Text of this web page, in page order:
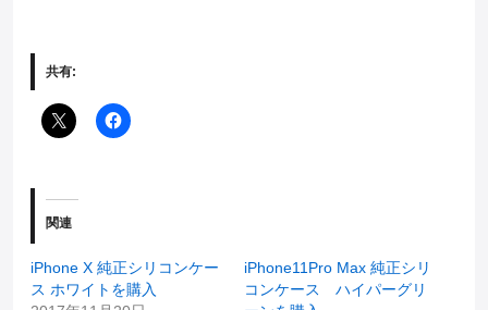
共有:
関連
iPhone X 純正シリコンケー
ス ホワイトを購入
iPhone11Pro Max 純正シリ
コンケース ハイパーグリ